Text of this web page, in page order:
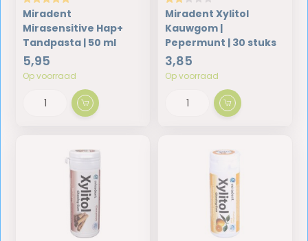
Miradent
Mirasensitive Hap+
Tandpasta | 50 ml
5,95
Op voorraad
Miradent Xylitol
Kauwgom |
Pepermunt | 30 stuks
3,85
Op voorraad